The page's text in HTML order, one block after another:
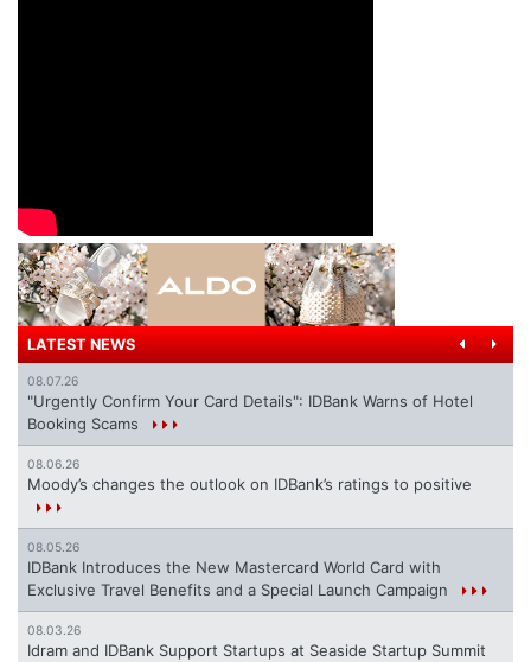
LATEST NEWS
08.07.26
"Urgently Confirm Your Card Details": IDBank Warns of Hotel
Booking Scams
08.06.26
Moody’s changes the outlook on IDBank’s ratings to positive
08.05.26
IDBank Introduces the New Mastercard World Card with
Exclusive Travel Benefits and a Special Launch Campaign
08.03.26
Idram and IDBank Support Startups at Seaside Startup Summit